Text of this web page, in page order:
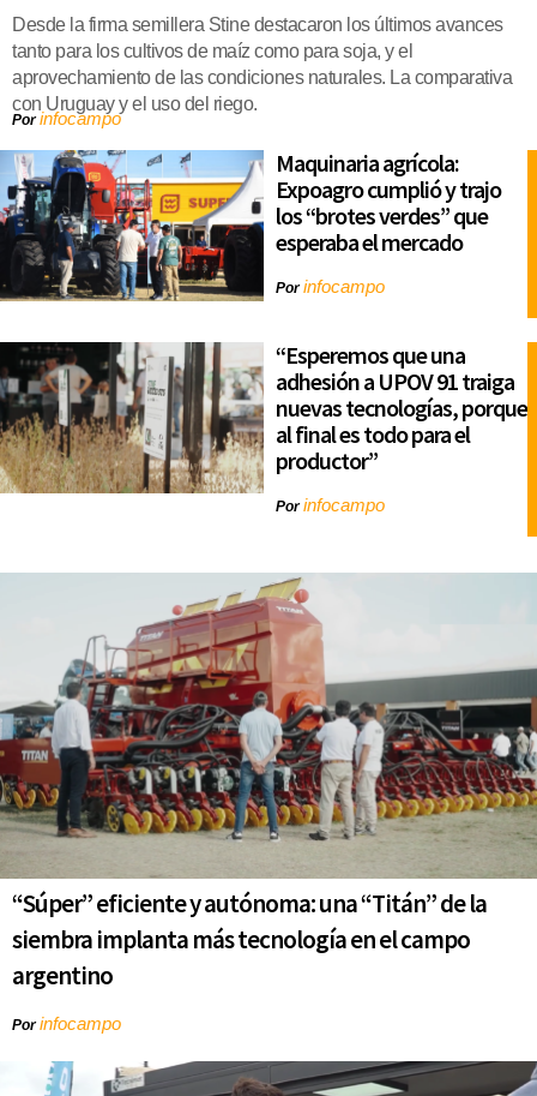
Desde la firma semillera Stine destacaron los últimos avances
tanto para los cultivos de maíz como para soja, y el
aprovechamiento de las condiciones naturales. La comparativa
con Uruguay y el uso del riego.
Porinfocampo
Maquinaria agrícola:
Expoagro cumplió y trajo
los “brotes verdes” que
esperaba el mercado
Porinfocampo
“Esperemos que una
adhesión a UPOV 91 traiga
nuevas tecnologías, porque
al final es todo para el
productor”
Porinfocampo
“Súper” eficiente y autónoma: una “Titán” de la
siembra implanta más tecnología en el campo
argentino
Porinfocampo